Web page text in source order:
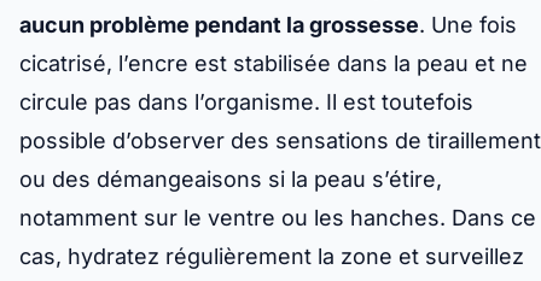
aucun problème pendant la grossesse. Une fois
cicatrisé, l’encre est stabilisée dans la peau et ne
circule pas dans l’organisme. Il est toutefois
possible d’observer des sensations de tiraillement
ou des démangeaisons si la peau s’étire,
notamment sur le ventre ou les hanches. Dans ce
cas, hydratez régulièrement la zone et surveillez